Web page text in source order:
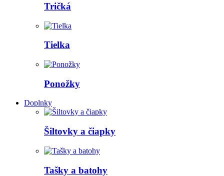
Tričká
Tielka
Ponožky
Doplnky
Šiltovky a čiapky
Tašky a batohy